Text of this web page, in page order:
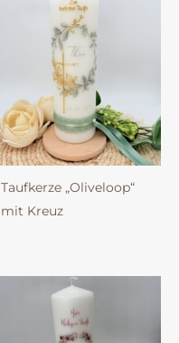
Taufkerze „Oliveloop“
mit Kreuz